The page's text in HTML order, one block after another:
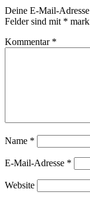
Deine E-Mail-
Felder sind mit *
Kommentar *
Name *
E-Mail-Adresse *
Website